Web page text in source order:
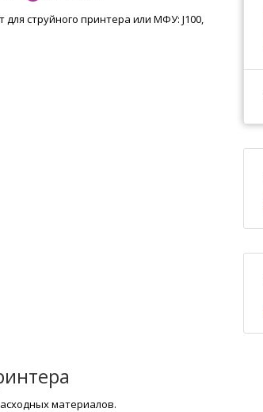
для струйного принтера или МФУ: J100,
материалов.